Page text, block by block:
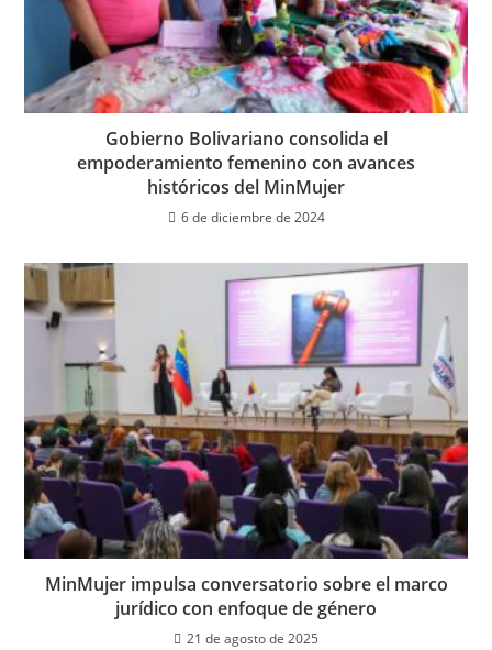
Gobierno Bolivariano consolida el
empoderamiento femenino con avances
históricos del MinMujer
6 de diciembre de 2024
MinMujer impulsa conversatorio sobre el marco
jurídico con enfoque de género
21 de agosto de 2025